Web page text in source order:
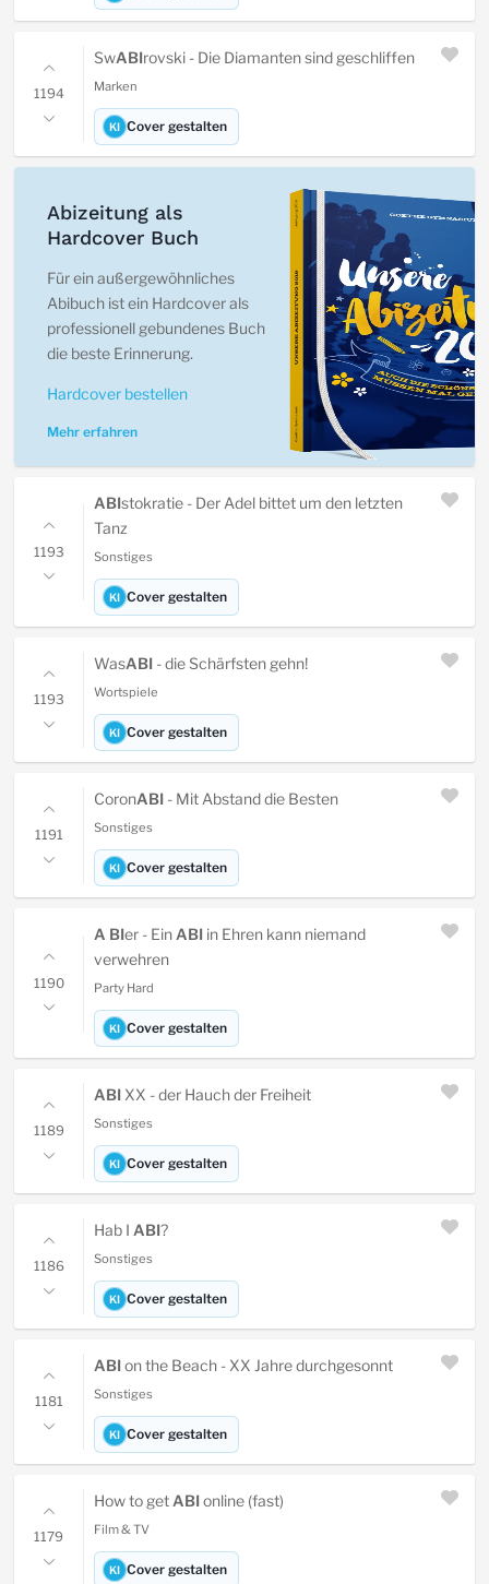
1194
SwABIrovski - Die Diamanten sind geschliffen
Marken
KI Cover gestalten
Abizeitung als
Hardcover Buch
Für ein außergewöhnliches
Abibuch ist ein Hardcover als
professionell gebundenes Buch
die beste Erinnerung.
Hardcover bestellen
Mehr erfahren
1193
ABIstokratie - Der Adel bittet um den letzten
Tanz
Sonstiges
KI Cover gestalten
1193
WasABI- die Schärfsten gehn!
Wortspiele
KI Cover gestalten
1191
CoronABI- Mit Abstand die Besten
Sonstiges
KI Cover gestalten
1190
A BIer - Ein ABIin Ehren kann niemand
verwehren
Party Hard
KI Cover gestalten
1189
ABIXX - der Hauch der Freiheit
Sonstiges
KI Cover gestalten
1186
Hab I ABI?
Sonstiges
KI Cover gestalten
1181
ABIon the Beach - XX Jahre durchgesonnt
Sonstiges
KI Cover gestalten
1179
How to get ABIonline (fast)
Film & TV
KI Cover gestalten